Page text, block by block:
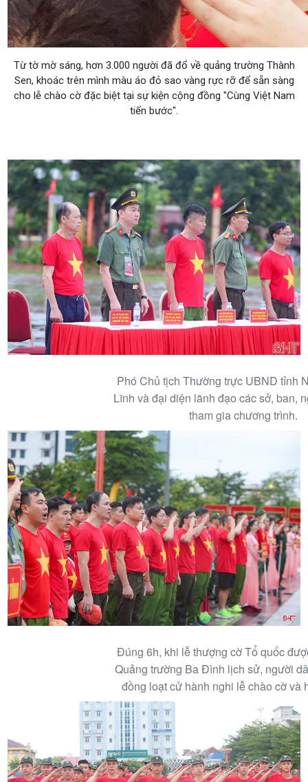
Từ tờ mờ sáng, hơn 3.000 người đã đổ về quảng trường Thành
Sen, khoác trên mình màu áo đỏ sao vàng rực rỡ để sẵn sàng
cho lễ chào cờ đặc biệt tại sự kiện cộng đồng "Cùng Việt Nam
tiến bước".
Phó Chủ tịch Thường trực UBND tỉnh
Lĩnh và đại diện lãnh đạo các sở, ban,
tham gia chương trình.
Đúng 6h, khi lễ thượng cờ Tổ quốc
Quảng trường Ba Đình lịch sử, người
đồng loạt cử hành nghi lễ chào cờ và